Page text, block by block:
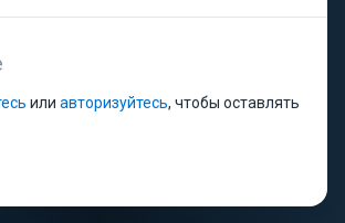
или авторизуйтесь, чтобы оставлять